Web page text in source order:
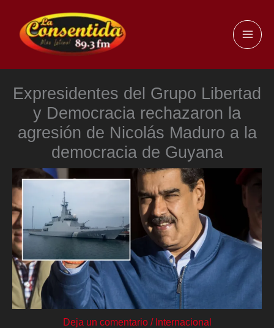
contenido
Expresidentes del Grupo Libertad
y Democracia rechazaron la
agresión de Nicolás Maduro a la
democracia de Guyana
Deja un comentario / Internacional